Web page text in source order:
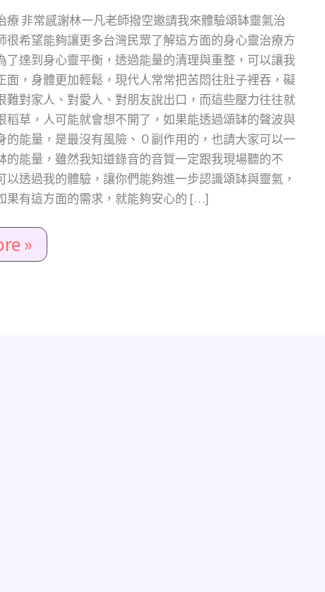
療 非常感謝林一凡老師撥空邀請我來體驗頌缽靈氣治
很希望能夠讓更多台灣民眾了解這方面的身心靈治療方
了達到身心靈平衡，透過能量的清理與重整，可以讓我
面，身體更加輕鬆，現代人常常把苦悶往肚子裡吞，礙
難對家人、對愛人、對朋友說出口，而這些壓力往往就
稻草，人可能就會想不開了，如果能透過頌缽的聲波與
的能量，是最沒有風險、０副作用的，也請大家可以一
的能量，雖然我知道錄音的音質一定跟我現場聽的不
以透過我的體驗，讓你們能夠進一步認識頌缽與靈氣，
果有這方面的需求，就能夠安心的 […]
»